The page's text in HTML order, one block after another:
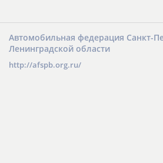
Автомобильная федерация Санкт-
Ленинградской области
http://afspb.org.ru/